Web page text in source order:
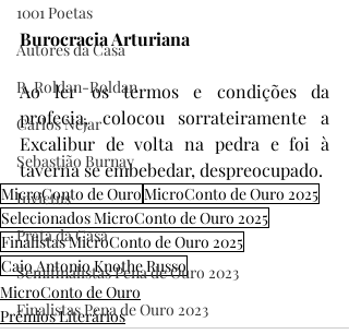
1001 Poetas
Autores da Casa
R. Roldan-Roldan
Carlos Nejar
Sebastião Burnay
Invictus
Prata da Casa
Semifinalistas Pena de Ouro 2023
Finalistas Pena de Ouro 2023
Burocracia Arturiana
Ao ler os termos e condições da
profecia, colocou sorrateiramente a
Excalibur de volta na pedra e foi à
taverna se embebedar, despreocupado.
MicroConto de OuroMicroConto de Ouro 2025
Selecionados MicroConto de Ouro 2025
Finalistas MicroConto de Ouro 2025
Caio Antonio Knothe Russo
MicroConto de Ouro
Prêmios Literários